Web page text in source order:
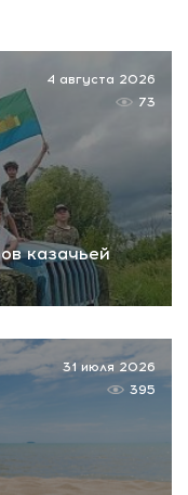
казачьей
4 августа 2026
73
31 июля 2026
395